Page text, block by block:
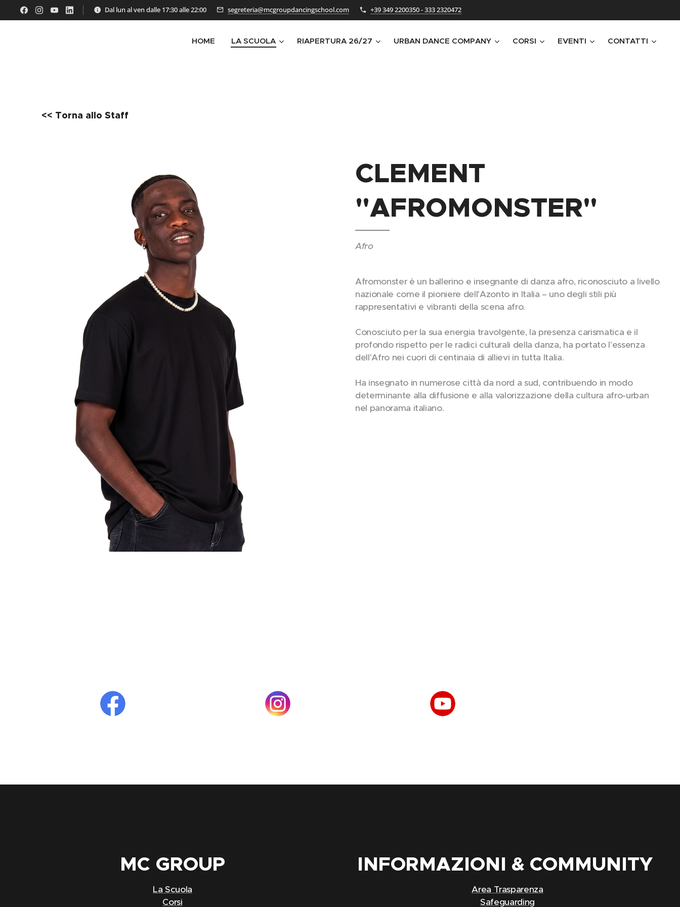
Dal lun al ven dalle 17:30 alle 22:00 segreteria@mcgroupdancingschool.com +39 349 2200350 - 333 2320472
HOME LA SCUOLA RIAPERTURA 26/27 URBAN DANCE COMPANY CORSI EVENTI CONTATTI
<< Torna allo Staff
CLEMENT
"AFROMONSTER"
Afro
Afromonster è un ballerino e insegnante di danza afro, riconosciuto a livello
nazionale come il pioniere dell'Azonto in Italia – uno degli stili più
rappresentativi e vibranti della scena afro.
Conosciuto per la sua energia travolgente, la presenza carismatica e il
profondo rispetto per le radici culturali della danza, ha portato l'essenza
dell'Afro nei cuori di centinaia di allievi in tutta Italia.
Ha insegnato in numerose città da nord a sud, contribuendo in modo
determinante alla diffusione e alla valorizzazione della cultura afro-urban
nel panorama italiano.
MC GROUP
La Scuola
Corsi
INFORMAZIONI & COMMUNITY
Area Trasparenza
Safeguarding